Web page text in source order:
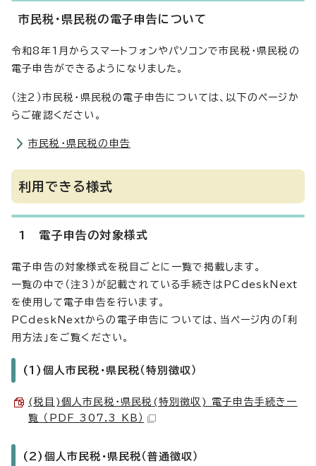
市民税・県民税の電子申告について
令和8年1月からスマートフォンやパソコンで市民税・県民税の
電子申告ができるようになりました。
（注2）市民税・県民税の電子申告については、以下のページか
らご確認ください。
市民税・県民税の申告
利用できる様式
1 電子申告の対象様式
電子申告の対象様式を税目ごとに一覧で掲載します。
一覧の中で（注3）が記載されている手続きはPCdeskNext
を使用して電子申告を行います。
PCdeskNextからの電子申告については、当ページ内の「利
用方法」をご覧ください。
(1)個人市民税・県民税（特別徴収）
(税目)個人市民税・県民税(特別徴収) 電子申告手続き一
覧 （PDF 307.3 KB）
(2)個人市民税・県民税（普通徴収）